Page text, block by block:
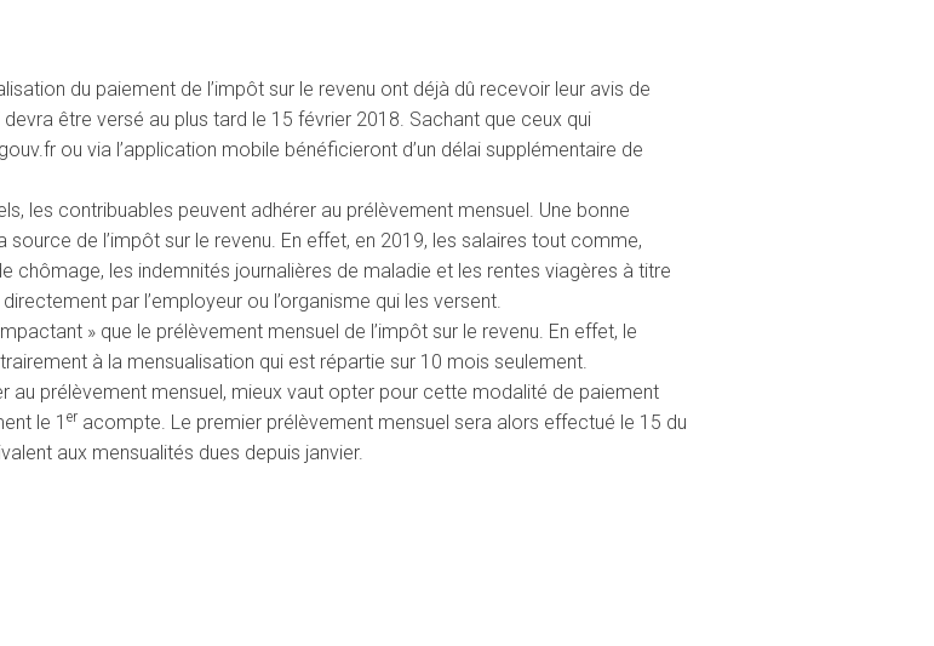
du paiement de l’impôt sur le revenu ont déjà dû recevoir leur avis de
être versé au plus tard le 15 février 2018. Sachant que ceux qui
ou via l’application mobile bénéficieront d’un délai supplémentaire de
les contribuables peuvent adhérer au prélèvement mensuel. Une bonne
de l’impôt sur le revenu. En effet, en 2019, les salaires tout comme,
chômage, les indemnités journalières de maladie et les rentes viagères à titre
par l’employeur ou l’organisme qui les versent.
» que le prélèvement mensuel de l’impôt sur le revenu. En effet, le
à la mensualisation qui est répartie sur 10 mois seulement.
prélèvement mensuel, mieux vaut opter pour cette modalité de paiement
le 1 eracompte. Le premier prélèvement mensuel sera alors effectué le 15 du
aux mensualités dues depuis janvier.